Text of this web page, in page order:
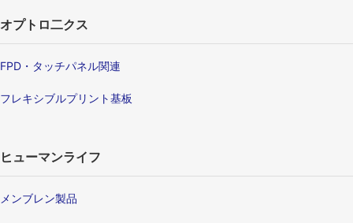
オプトロ二クス
FPD・タッチパネル関連
フレキシブルプリント基板
ヒューマンライフ
メンブレン製品